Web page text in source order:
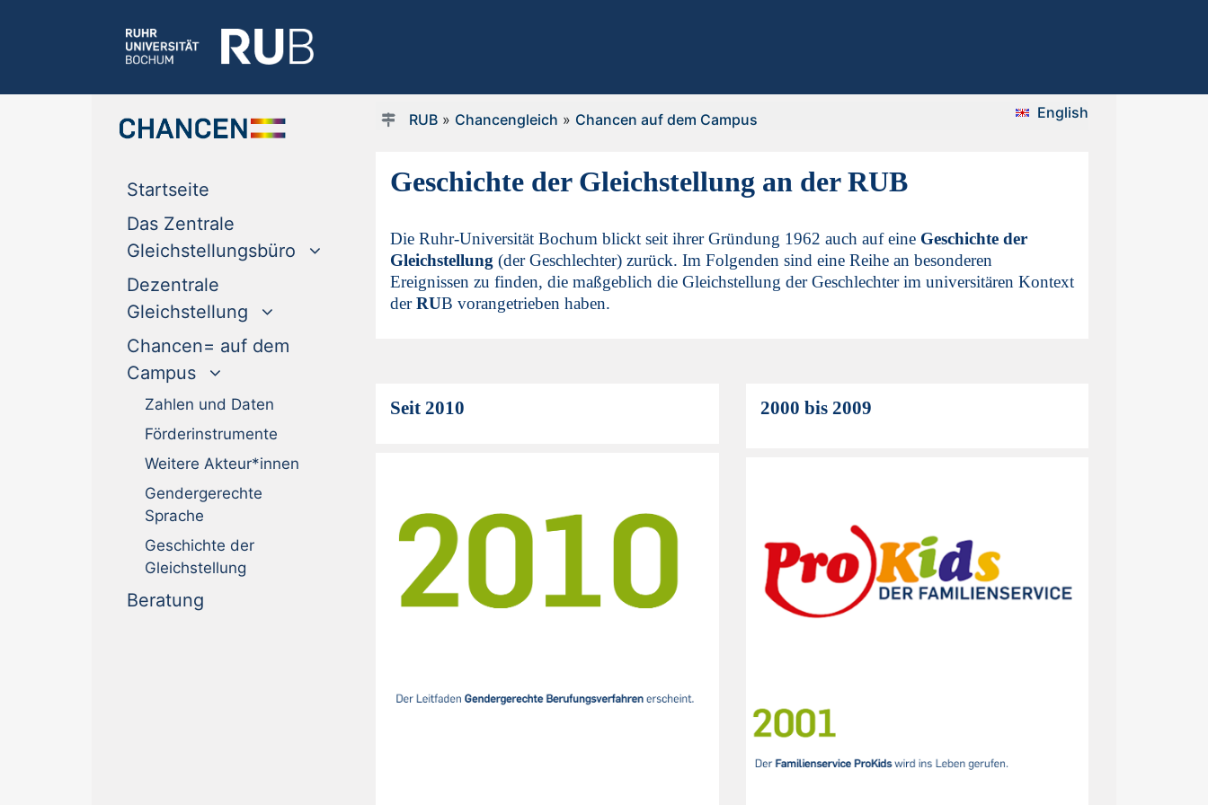
Startseite
Das Zentrale
Gleichstellungsbüro
Dezentrale
Gleichstellung
Chancen= auf dem
Campus
Zahlen und Daten
Förderinstrumente
Weitere Akteur*innen
Gendergerechte
Sprache
Geschichte der
Gleichstellung
Beratung
RUB» Chancengleich » Chancen auf dem Campus English
Geschichte der Gleichstellung an der RUB
Die Ruhr-Universität Bochum blickt seit ihrer Gründung 1962 auch auf eine Geschichte der
Gleichstellung (der Geschlechter) zurück. Im Folgenden sind eine Reihe an besonderen
Ereignissen zu finden, die maßgeblich die Gleichstellung der Geschlechter im universitären Kontext
derRUB vorangetrieben haben.
Seit 2010 2000 bis 2009